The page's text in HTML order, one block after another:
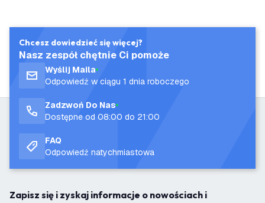
Chcesz dowiedzieć się więcej?
Nasz zespół chętnie Ci pomoże
Wyślij Maila
Odpowiedź w ciągu 1 dnia roboczego
Zadzwoń Do Nas
Dostępne od 08:00 do 21:00
FAQ
Odpowiedź natychmiastowa
Zapisz się i zyskaj informacje o nowościach i